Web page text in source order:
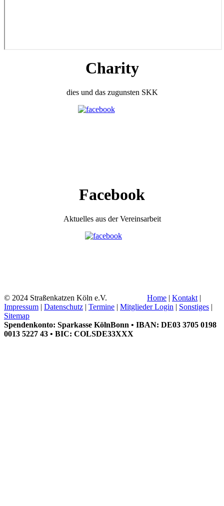
Charity
dies und das zugunsten SKK
Facebook
Aktuelles aus der Vereinsarbeit
© 2024 Straßenkatzen Köln e.V. Home | Kontakt |
Impressum | Datenschutz | Termine | Mitglieder Login | Sonstiges |
Sitemap
Spendenkonto: Sparkasse KölnBonn • IBAN: DE03 3705 0198
0013 5227 43 • BIC: COLSDE33XXX